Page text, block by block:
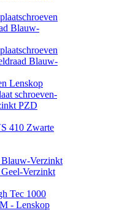
Blauw-
Blauw-
Lenskop
schroeven-
PZD
410 Zwarte
Blauw-Verzinkt
Verzinkt
Tec 1000
- Lenskop